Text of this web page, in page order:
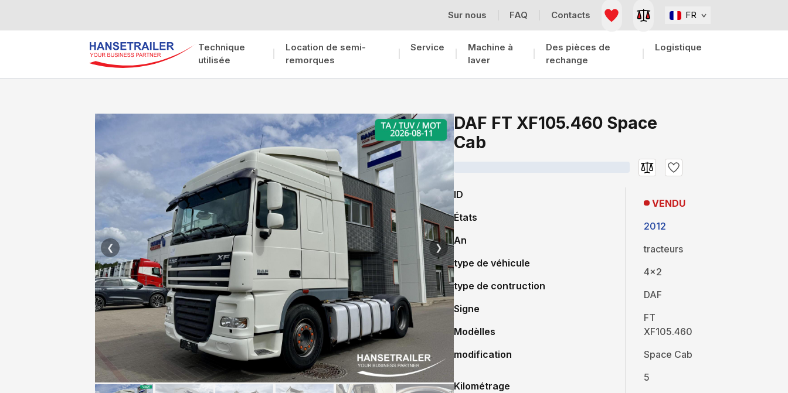
Sur nous FAQ Contacts FR
Technique
utilisée
Location de semi-
remorques
Service
Machine à
laver
Des pièces de
rechange
Logistique
❮ ❯
DAF FT XF105.460 Space
Cab
ID
États
An
type de véhicule
type de contruction
Signe
Modèlles
modification
Kilométrage
VENDU
2012
tracteurs
4x2
DAF
FT
XF105.460
Space Cab
5